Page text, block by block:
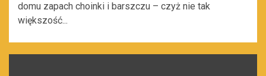
domu zapach choinki i barszczu – czyż nie tak
większość...